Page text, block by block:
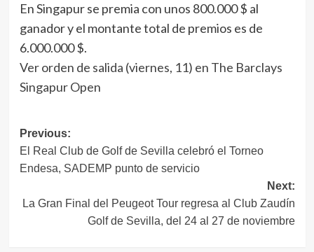
En Singapur se premia con unos 800.000 $ al
ganador y el montante total de premios es de
6.000.000 $.
Ver orden de salida (viernes, 11) en The Barclays
Singapur Open
Navegación
de
entradas
Previous:
El Real Club de Golf de Sevilla celebró el Torneo
Endesa, SADEMP punto de servicio
Next:
La Gran Final del Peugeot Tour regresa al Club Zaudín
Golf de Sevilla, del 24 al 27 de noviembre